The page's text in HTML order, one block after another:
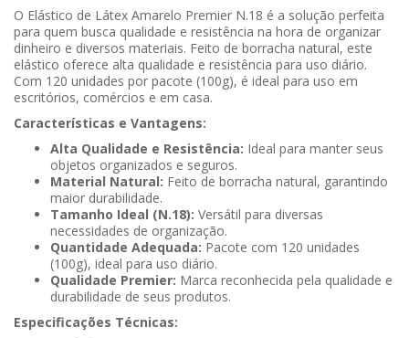
O Elástico de Látex Amarelo Premier N.18 é a solução perfeita
para quem busca qualidade e resistência na hora de organizar
dinheiro e diversos materiais. Feito de borracha natural, este
elástico oferece alta qualidade e resistência para uso diário.
Com 120 unidades por pacote (100g), é ideal para uso em
escritórios, comércios e em casa.
Características e Vantagens:
Alta Qualidade e Resistência: Ideal para manter seus
objetos organizados e seguros.
Material Natural: Feito de borracha natural, garantindo
maior durabilidade.
Tamanho Ideal (N.18): Versátil para diversas
necessidades de organização.
Quantidade Adequada: Pacote com 120 unidades
(100g), ideal para uso diário.
Qualidade Premier: Marca reconhecida pela qualidade e
durabilidade de seus produtos.
Especificações Técnicas: